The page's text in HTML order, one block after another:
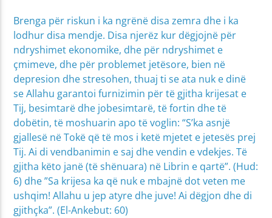
Brenga për riskun i ka ngrënë disa zemra dhe i ka
lodhur disa mendje. Disa njerëz kur dëgjojnë për
ndryshimet ekonomike, dhe për ndryshimet e
çmimeve, dhe për problemet jetësore, bien në
depresion dhe stresohen, thuaj ti se ata nuk e dinë
se Allahu garantoi furnizimin për të gjitha krijesat e
Tij, besimtarë dhe jobesimtarë, të fortin dhe të
dobëtin, të moshuarin apo të voglin: “S’ka asnjë
gjallesë në Tokë që të mos i ketë mjetet e jetesës prej
Tij. Ai di vendbanimin e saj dhe vendin e vdekjes. Të
gjitha këto janë (të shënuara) në Librin e qartë”. (Hud:
6) dhe ”Sa krijesa ka që nuk e mbajnë dot veten me
ushqim! Allahu u jep atyre dhe juve! Ai dëgjon dhe di
gjithçka”. (El-Ankebut: 60)